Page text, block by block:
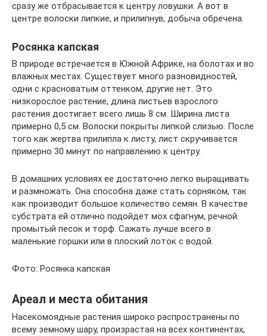
сразу же отбрасывается к центру ловушки. А вот в
центре волоски липкие, и прилипнув, добыча обречена.
Росянка капская
В природе встречается в Южной Африке, на болотах и во
влажных местах. Существует много разновидностей,
одни с красноватым оттенком, другие нет. Это
низкорослое растение, длина листьев взрослого
растения достигает всего лишь 8 см. Ширина листа
примерно 0,5 см. Волоски покрыты липкой слизью. После
того как жертва прилипла к листу, лист скручивается
примерно 30 минут по направлению к центру.
В домашних условиях ее достаточно легко выращивать
и размножать. Она способна даже стать сорняком, так
как производит большое количество семян. В качестве
субстрата ей отлично подойдет мох сфагнум, речной
промытый песок и торф. Сажать лучше всего в
маленькие горшки или в плоский лоток с водой.
Фото: Росянка капская
Ареал и места обитания
Насекомоядные растения широко распространены по
всему земному шару, произрастая на всех континентах,